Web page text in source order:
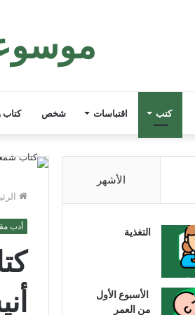
كتب اقتباسات شخص كتاب
أدب
الأشهر
التغذية
الأسبوع الأول
من العمر